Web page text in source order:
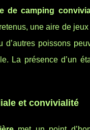
de camping
une aire de
d’autres poissons
La présence d’un
et convivialité